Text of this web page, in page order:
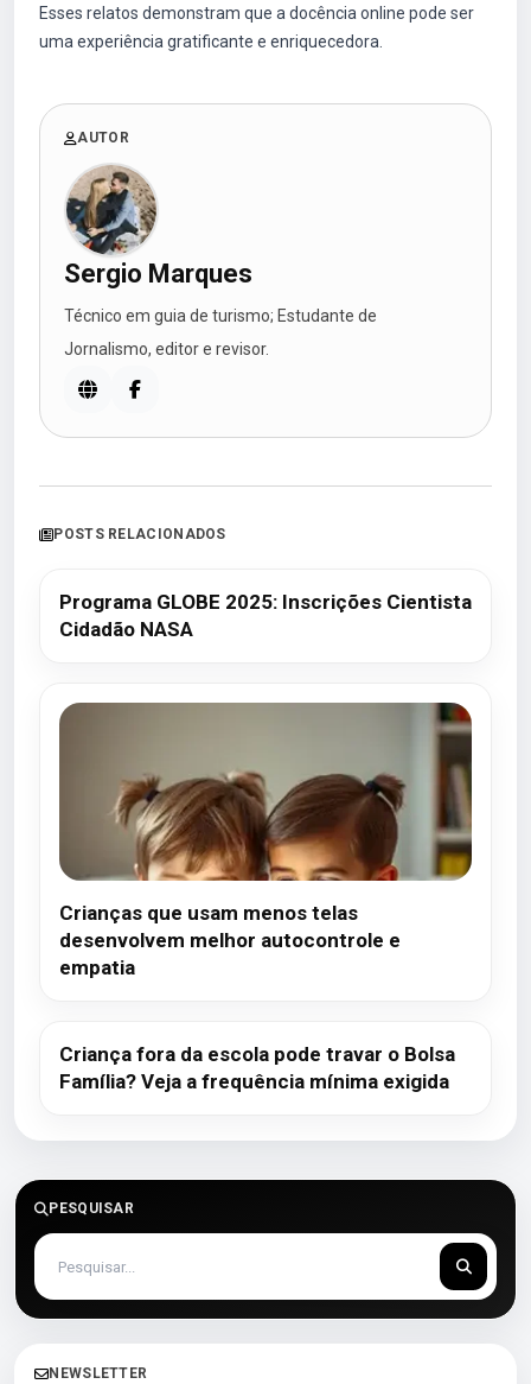
Esses relatos demonstram que a docência online pode ser
uma experiência gratificante e enriquecedora.
AUTOR
Sergio Marques
Técnico em guia de turismo; Estudante de
Jornalismo, editor e revisor.
POSTS RELACIONADOS
Programa GLOBE 2025: Inscrições Cientista
Cidadão NASA
Crianças que usam menos telas
desenvolvem melhor autocontrole e
empatia
Criança fora da escola pode travar o Bolsa
Família? Veja a frequência mínima exigida
PESQUISAR
NEWSLETTER